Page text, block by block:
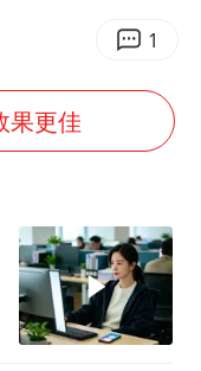
女子利用漏洞0元薅走3000多件家电
岁模特的恋情
部带头休假
干挑大梁
1
果更佳